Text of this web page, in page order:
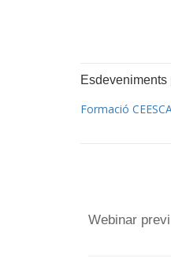
Esdeveniments
Formació CEESC
Webinar